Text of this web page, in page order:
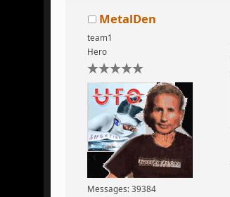
MetalDen
team1
Hero
Messages: 39384